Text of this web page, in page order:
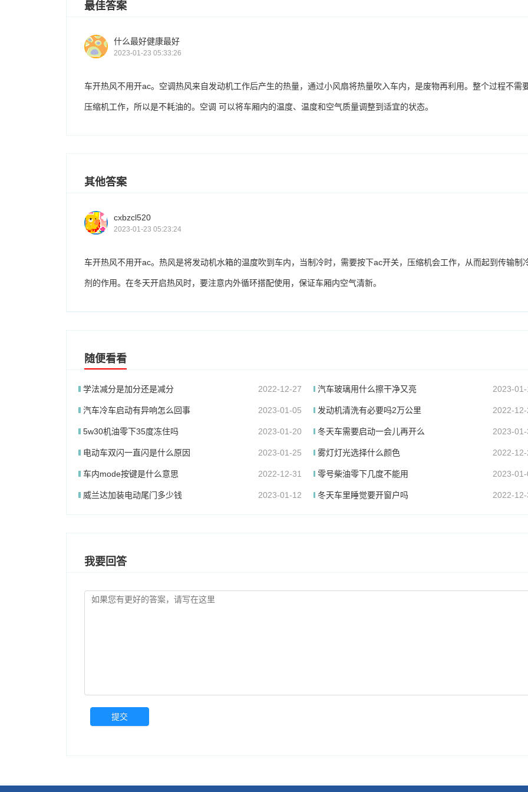
最佳答案
什么最好健康最好
2023-01-23 05:33:26
车开热风不用开ac。空调热风来自发动机工作后产生的热量，通过小风扇将热量吹入车内，是废物再利用。整个过程不需
压缩机工作，所以是不耗油的。空调 可以将车厢内的温度、温度和空气质量调整到适宜的状态。
其他答案
cxbzcl520
2023-01-23 05:23:24
车开热风不用开ac。热风是将发动机水箱的温度吹到车内，当制冷时，需要按下ac开关，压缩机会工作，从而起到传输制
剂的作用。在冬天开启热风时，要注意内外循环搭配使用，保证车厢内空气清新。
随便看看
学法减分是加分还是减分 2022-12-27 汽车玻璃用什么擦干净又亮 2023-
汽车冷车启动有异响怎么回事 2023-01-05 发动机清洗有必要吗2万公里 2022-
5w30机油零下35度冻住吗 2023-01-20 冬天车需要启动一会儿再开么 2023-
电动车双闪一直闪是什么原因 2023-01-25 雾灯灯光选择什么颜色 2022-
车内mode按键是什么意思 2022-12-31 零号柴油零下几度不能用 2023-
威兰达加装电动尾门多少钱 2023-01-12 冬天车里睡觉要开窗户吗 2022-
我要回答
提交